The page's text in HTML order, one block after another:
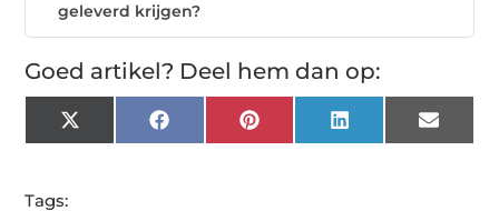
geleverd krijgen?
Goed artikel? Deel hem dan op:
X
(Twitter)
Facebook Pinterest LinkedIn Email
Tags: